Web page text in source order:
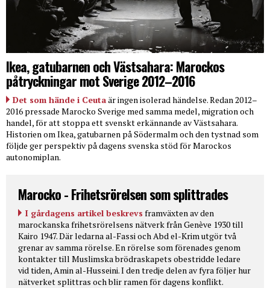
Ikea, gatubarnen och Västsahara: Marockos
påtryckningar mot Sverige 2012–2016
Det som hände i Ceutaär ingen isolerad händelse. Redan 2012–
2016 pressade Marocko Sverige med samma medel, migration och
handel, för att stoppa ett svenskt erkännande av Västsahara.
Historien om Ikea, gatubarnen på Södermalm och den tystnad som
följde ger perspektiv på dagens svenska stöd för Marockos
autonomiplan.
Marocko - Frihetsrörelsen som splittrades
I gårdagens artikel beskrevs framväxten av den
marockanska frihetsrörelsens nätverk från Genève 1930 till
Kairo 1947. Där ledarna al-Fassi och Abd el-Krim utgör två
grenar av samma rörelse. En rörelse som förenades genom
kontakter till Muslimska brödraskapets obestridde ledare
vid tiden, Amin al-Husseini. I den tredje delen av fyra följer hur
nätverket splittras och blir ramen för dagens konflikt.